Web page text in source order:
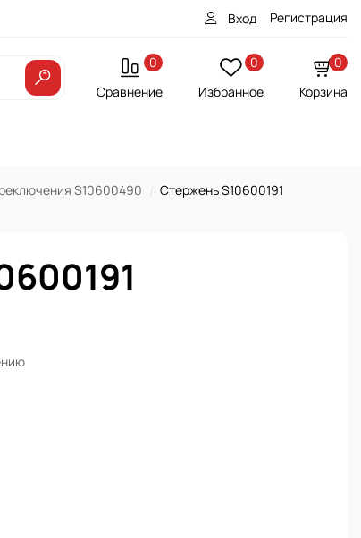
Вход Регистрация
0
Сравнение
0
Избранное
0
Корзина
S10600490 Стержень S10600191